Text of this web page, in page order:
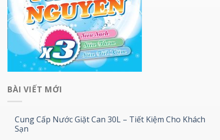
BÀI VIẾT MỚI
Cung Cấp Nước Giặt Can 30L – Tiết Kiệm Cho Khách
Sạn